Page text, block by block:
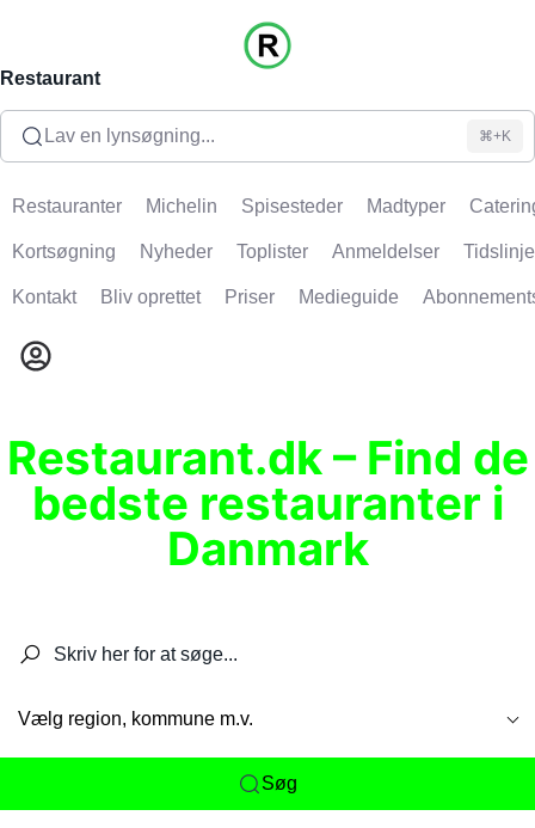
Restaurant
Lav en lynsøgning... ⌘+K
Restauranter Michelin Spisesteder Madtyper
Kortsøgning Nyheder Toplister Anmeldelser Tidslinje
Kontakt Bliv oprettet Priser Medieguide
Restaurant.dk – Find de
bedste restauranter i
Danmark
Vælg region, kommune m.v.
Søg